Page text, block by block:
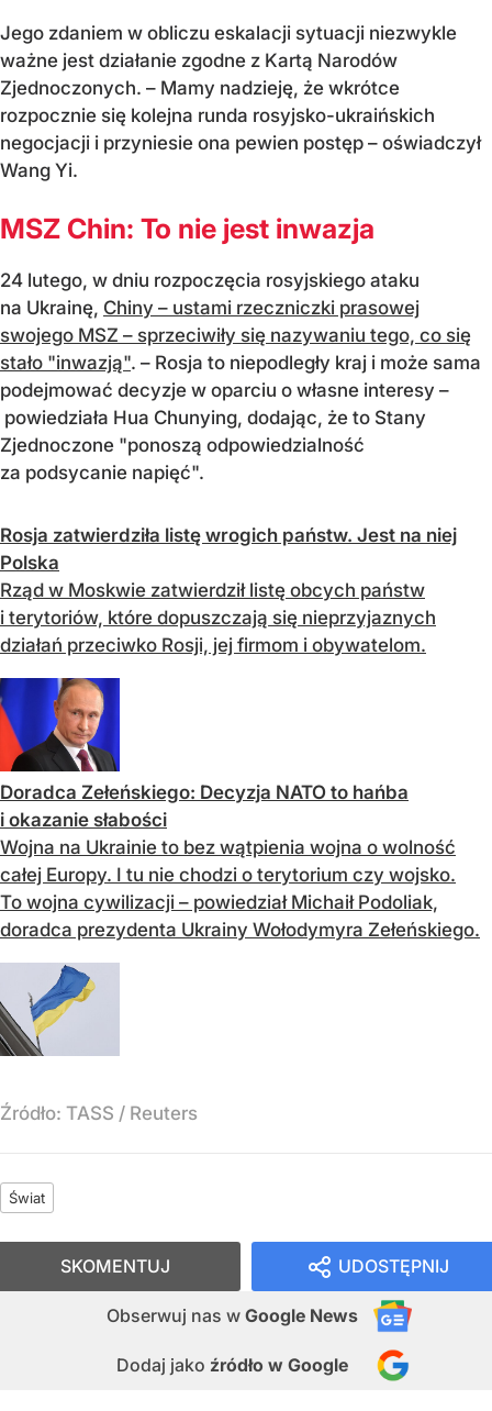
Jego zdaniem w obliczu eskalacji sytuacji niezwykle
ważne jest działanie zgodne z Kartą Narodów
Zjednoczonych. – Mamy nadzieję, że wkrótce
rozpocznie się kolejna runda rosyjsko-ukraińskich
negocjacji i przyniesie ona pewien postęp – oświadczył
Wang Yi.
MSZ Chin: To nie jest inwazja
24 lutego, w dniu rozpoczęcia rosyjskiego ataku
na Ukrainę, Chiny – ustami rzeczniczki prasowej
swojego MSZ – sprzeciwiły się nazywaniu tego, co się
stało "inwazją". – Rosja to niepodległy kraj i może sama
podejmować decyzje w oparciu o własne interesy –
powiedziała Hua Chunying, dodając, że to Stany
Zjednoczone "ponoszą odpowiedzialność
za podsycanie napięć".
Rosja zatwierdziła listę wrogich państw. Jest na niej
Polska
Rząd w Moskwie zatwierdził listę obcych państw
i terytoriów, które dopuszczają się nieprzyjaznych
działań przeciwko Rosji, jej firmom i obywatelom.
Doradca Zełeńskiego: Decyzja NATO to hańba
i okazanie słabości
Wojna na Ukrainie to bez wątpienia wojna o wolność
całej Europy. I tu nie chodzi o terytorium czy wojsko.
To wojna cywilizacji – powiedział Michaił Podoliak,
doradca prezydenta Ukrainy Wołodymyra Zełeńskiego.
Źródło: TASS / Reuters
Świat
UDOSTĘPNIJ
Obserwuj nas w Google News
Dodaj jako źródło w Google
SKOMENTUJ